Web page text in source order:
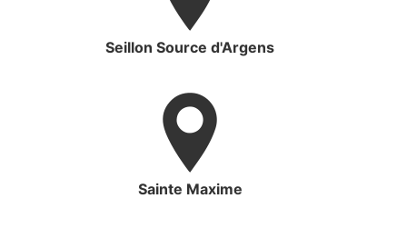
Seillon Source d'Argens
Sainte Maxime